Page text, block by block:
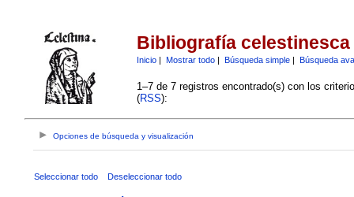
Bibliografía celestinesca
Inicio| Mostrar todo| Búsqueda simple| Búsqueda
1–7 de 7 registros encontrado(s) con los
(RSS):
Opciones de búsqueda y visualización
Seleccionar todo Deseleccionar todo